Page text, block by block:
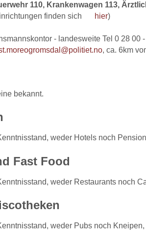
110, Krankenwagen 113,
finden sich
hier)
- landesweite Tel 0 28 00 -
, ca. 6km
bekannt.
weder Hotels noch
Fast Food
weder Restaurants noch
weder Pubs noch